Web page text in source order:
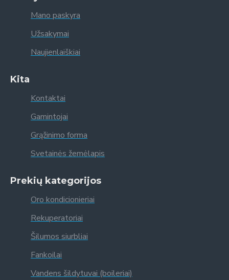
Mano paskyra
Užsakymai
Naujienlaiškiai
Kita
Kontaktai
Gamintojai
Grąžinimo forma
Svetainės žemėlapis
Prekių kategorijos
Oro kondicionieriai
Rekuperatoriai
Šilumos siurbliai
Fankoilai
Vandens šildytuvai (boileriai)